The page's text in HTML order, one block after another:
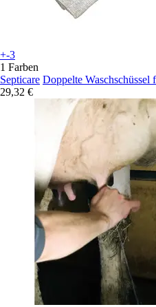
+-3
1 Farben
Septicare Doppelte
29,32 €